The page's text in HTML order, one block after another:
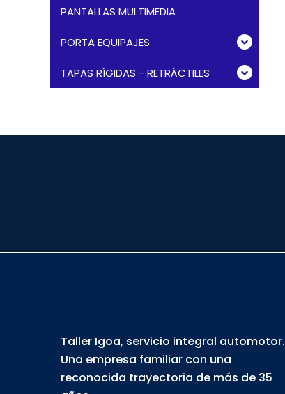
PANTALLAS MULTIMEDIA
PORTA EQUIPAJES
TAPAS RÍGIDAS - RETRÁCTILES
Taller Igoa, servicio integral automotor.
Una empresa familiar con una
reconocida trayectoria de más de 35